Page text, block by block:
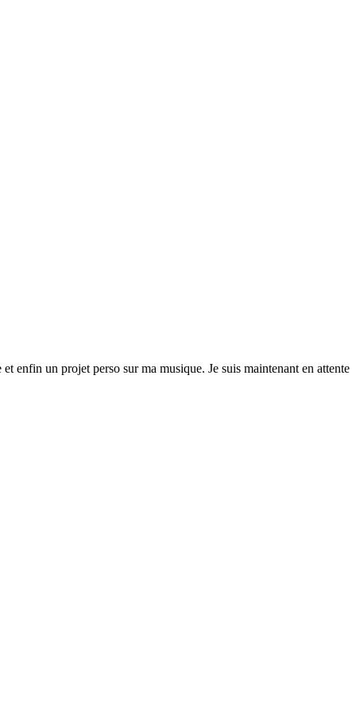
enfin un projet perso sur ma musique. Je suis maintenant en attente